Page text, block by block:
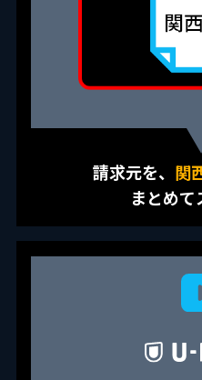
請求元を、 関
まとめて